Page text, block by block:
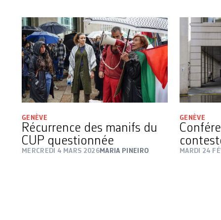
GENÈVE
Récurrence des manifs du
CUP questionnée
MERCREDI 4 MARS 2026 MARIA PINEIRO
GENÈVE
MARDI 24